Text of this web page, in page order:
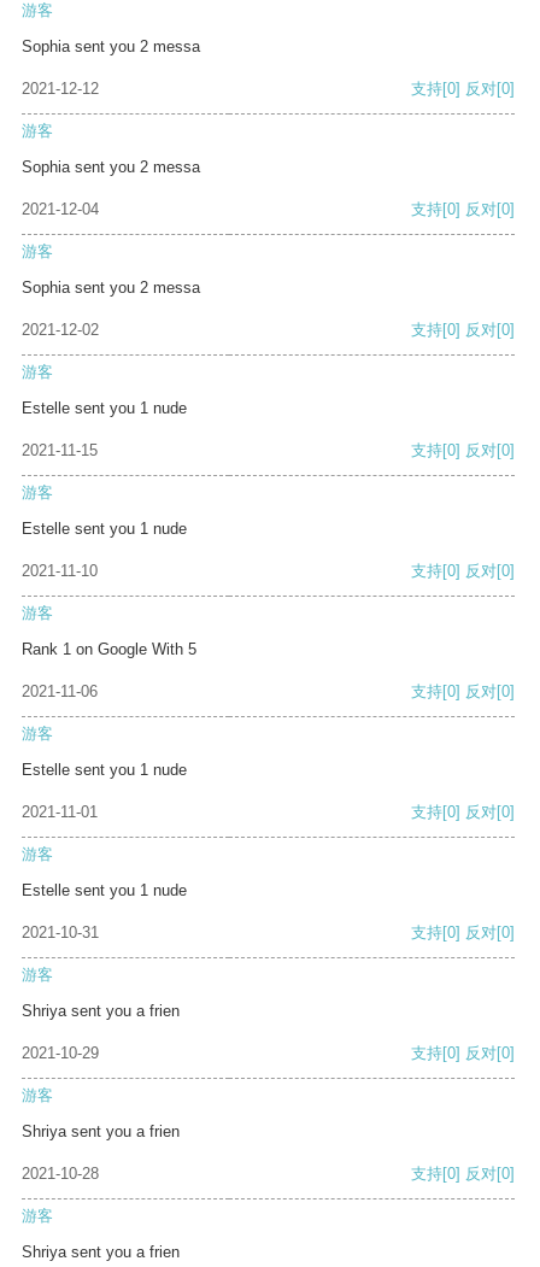
游客
Sophia sent you 2 messa
2021-12-12 支持[0] 反对[0]
游客
Sophia sent you 2 messa
2021-12-04 支持[0] 反对[0]
游客
Sophia sent you 2 messa
2021-12-02 支持[0] 反对[0]
游客
Estelle sent you 1 nude
2021-11-15 支持[0] 反对[0]
游客
Estelle sent you 1 nude
2021-11-10 支持[0] 反对[0]
游客
Rank 1 on Google With 5
2021-11-06 支持[0] 反对[0]
游客
Estelle sent you 1 nude
2021-11-01 支持[0] 反对[0]
游客
Estelle sent you 1 nude
2021-10-31 支持[0] 反对[0]
游客
Shriya sent you a frien
2021-10-29 支持[0] 反对[0]
游客
Shriya sent you a frien
2021-10-28 支持[0] 反对[0]
游客
Shriya sent you a frien